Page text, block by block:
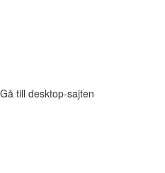
Gå till desktop-sajten